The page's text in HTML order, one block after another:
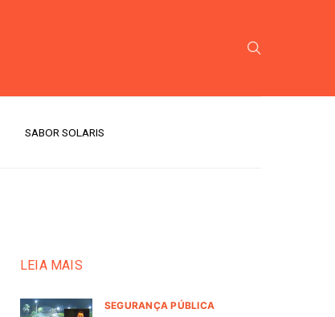
SABOR SOLARIS
LEIA MAIS
SEGURANÇA PÚBLICA